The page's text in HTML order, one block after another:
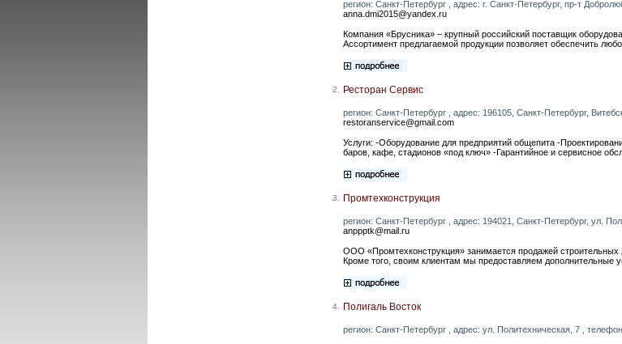
регион: Санкт-Петербург , адрес: г. Санкт-Петербург, пр-т
anna.dmi2015@yandex.ru
Компания «Брусника» – крупный российский поставщик
Ассортимент предлагаемой продукции позволяет обеспечить
2. Ресторан Сервис
регион: Санкт-Петербург , адрес: 196105, Санкт-Петербург,
restoranservice@gmail.com
Услуги: -Оборудование для предприятий общепита -
баров, кафе, стадионов «под ключ» -Гарантийное и сервисное
3. Промтехконструкция
регион: Санкт-Петербург , адрес: 194021, Санкт-Петербург, ул.
anppptk@mail.ru
ООО «Промтехконструкция» занимается продажей строительных
Кроме того, своим клиентам мы предоставляем дополнительные
4. Полигаль Восток
регион: Санкт-Петербург , адрес: ул. Политехническая, 7 ,